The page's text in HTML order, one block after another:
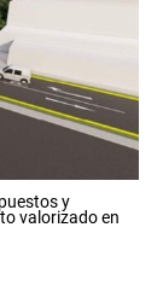
y
valorizado en